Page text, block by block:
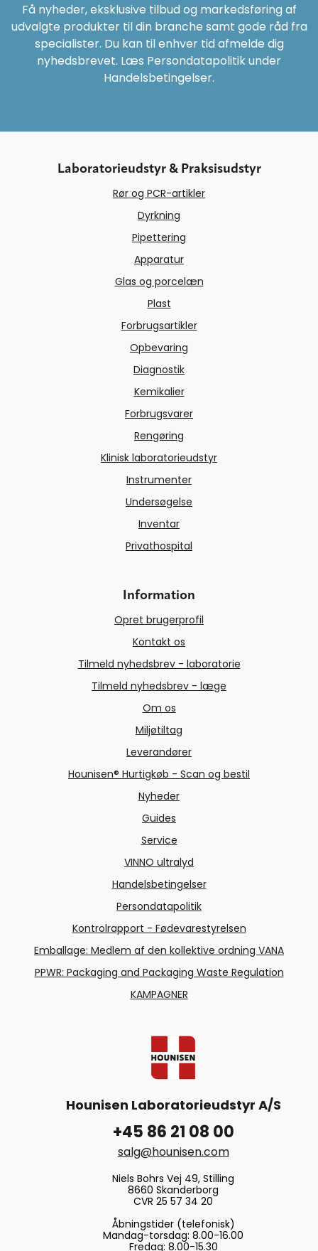
Få nyheder, eksklusive tilbud og markedsføring af
udvalgte produkter til din branche samt gode råd fra
specialister. Du kan til enhver tid afmelde dig
nyhedsbrevet. Læs Persondatapolitik under
Handelsbetingelser.
Laboratorieudstyr & Praksisudstyr
Rør og PCR-artikler
Dyrkning
Pipettering
Apparatur
Glas og porcelæn
Plast
Forbrugsartikler
Opbevaring
Diagnostik
Kemikalier
Forbrugsvarer
Rengøring
Klinisk laboratorieudstyr
Instrumenter
Undersøgelse
Inventar
Privathospital
Information
Opret brugerprofil
Kontakt os
Tilmeld nyhedsbrev - laboratorie
Tilmeld nyhedsbrev - læge
Om os
Miljøtiltag
Leverandører
Hounisen® Hurtigkøb - Scan og bestil
Nyheder
Guides
Service
VINNO ultralyd
Handelsbetingelser
Persondatapolitik
Kontrolrapport - Fødevarestyrelsen
Emballage: Medlem af den kollektive ordning VANA
PPWR: Packaging and Packaging Waste Regulation
KAMPAGNER
Hounisen Laboratorieudstyr A/S
+45 86 21 08 00
salg@hounisen.com
Niels Bohrs Vej 49, Stilling
8660 Skanderborg
CVR 25 57 34 20
Åbningstider (telefonisk)
Mandag-torsdag: 8.00-16.00
Fredag: 8.00-15.30